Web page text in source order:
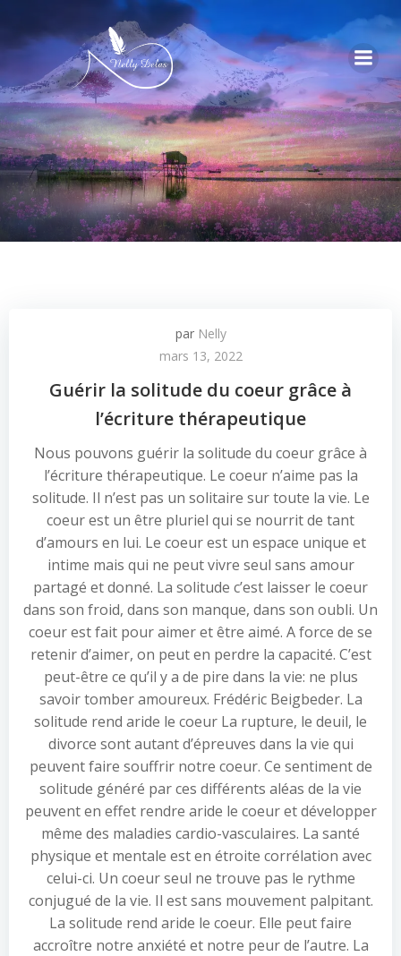
par Nelly
mars 13, 2022
Guérir la solitude du coeur grâce à
l’écriture thérapeutique
Nous pouvons guérir la solitude du coeur grâce à
l’écriture thérapeutique. Le coeur n’aime pas la
solitude. Il n’est pas un solitaire sur toute la vie. Le
coeur est un être pluriel qui se nourrit de tant
d’amours en lui. Le coeur est un espace unique et
intime mais qui ne peut vivre seul sans amour
partagé et donné. La solitude c’est laisser le coeur
dans son froid, dans son manque, dans son oubli. Un
coeur est fait pour aimer et être aimé. A force de se
retenir d’aimer, on peut en perdre la capacité. C’est
peut-être ce qu’il y a de pire dans la vie: ne plus
savoir tomber amoureux. Frédéric Beigbeder. La
solitude rend aride le coeur La rupture, le deuil, le
divorce sont autant d’épreuves dans la vie qui
peuvent faire souffrir notre coeur. Ce sentiment de
solitude généré par ces différents aléas de la vie
peuvent en effet rendre aride le coeur et développer
même des maladies cardio-vasculaires. La santé
physique et mentale est en étroite corrélation avec
celui-ci. Un coeur seul ne trouve pas le rythme
conjugué de la vie. Il est sans mouvement palpitant.
La solitude rend aride le coeur. Elle peut faire
accroître notre anxiété et notre peur de l’autre. La